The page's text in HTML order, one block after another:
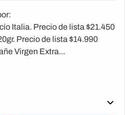
Italia. Precio de lista $21.450
Precio de lista $14.990
Virgen Extra...